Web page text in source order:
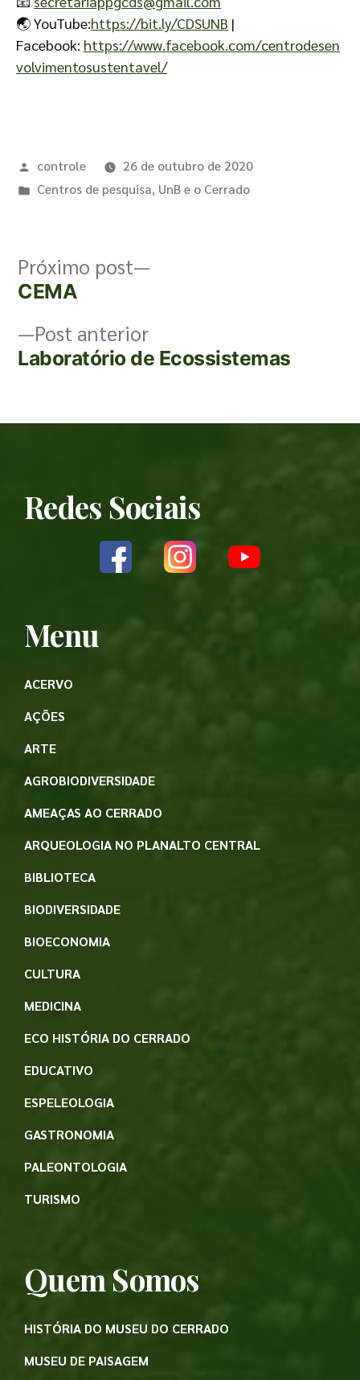
🌏 YouTube:https://bit.ly/CDSUNB |
Facebook: https://www.facebook.com/centrodesen
volvimentosustentavel/
controle
26 de outubro de 2020
Centros de pesquisa, UnB e o Cerrado
Post anterior
Laboratório de Ecossistemas
Próximo post
CEMA
Redes Sociais
Menu
ACERVO
AÇÕES
ARTE
AGROBIODIVERSIDADE
AMEAÇAS AO CERRADO
ARQUEOLOGIA NO PLANALTO CENTRAL
BIBLIOTECA
BIODIVERSIDADE
BIOECONOMIA
CULTURA
MEDICINA
ECO HISTÓRIA DO CERRADO
EDUCATIVO
ESPELEOLOGIA
GASTRONOMIA
PALEONTOLOGIA
TURISMO
Quem Somos
HISTÓRIA DO MUSEU DO CERRADO
MUSEU DE PAISAGEM